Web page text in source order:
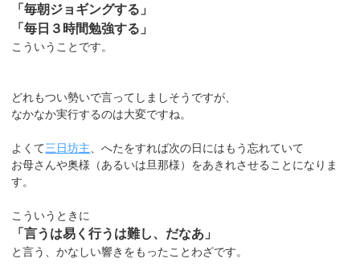
「毎朝ジョギングする」
「毎日３時間勉強する」
こういうことです。
どれもつい勢いで言ってしましそうですが、
なかなか実行するのは大変ですね。
よくて三日坊主 、へたをすれば次の日にはもう忘れていて
お母さんや奥様（あるいは旦那様）をあきれさせることになりま
す。
こういうときに
「言うは易く行うは難し、だなあ」
と言う、かなしい響きをもったことわざです。